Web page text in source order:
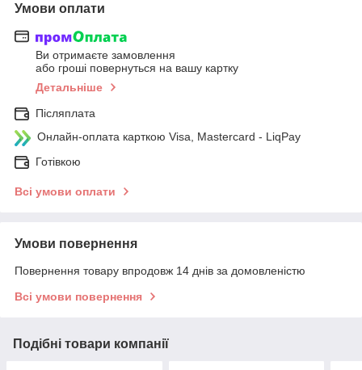
Умови оплати
Ви отримаєте замовлення
або гроші повернуться на вашу картку
Детальніше
Післяплата
Онлайн-оплата карткою Visa, Mastercard - LiqPay
Готівкою
Всі умови оплати
Умови повернення
Повернення товару впродовж 14 днів за домовленістю
Всі умови повернення
Подібні товари компанії